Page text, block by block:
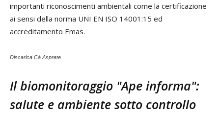
importanti riconoscimenti ambientali come la certificazione
ai sensi della norma UNI EN ISO 14001:15 ed
accreditamento Emas.
Discarica Cà Asprete
Il biomonitoraggio "Ape informa":
salute e ambiente sotto controllo